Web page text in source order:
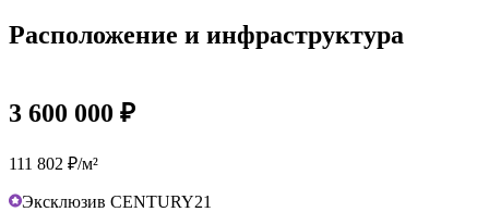
Расположение и инфраструктура
3 600 000 ₽
111 802 ₽/м²
Эксклюзив CENTURY21